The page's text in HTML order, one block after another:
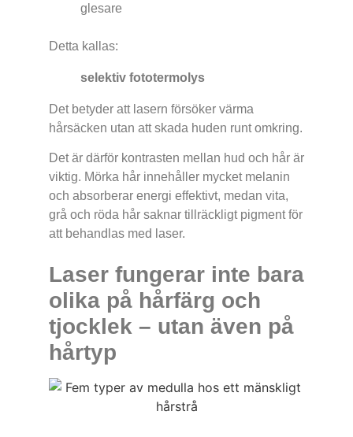
glesare
Detta kallas:
selektiv fototermolys
Det betyder att lasern försöker värma
hårsäcken utan att skada huden runt omkring.
Det är därför kontrasten mellan hud och hår är
viktig. Mörka hår innehåller mycket melanin
och absorberar energi effektivt, medan vita,
grå och röda hår saknar tillräckligt pigment för
att behandlas med laser.
Laser fungerar inte bara
olika på hårfärg och
tjocklek – utan även på
hårtyp